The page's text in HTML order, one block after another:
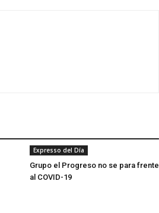
Expresso del Día
Grupo el Progreso no se para frente
al COVID-19